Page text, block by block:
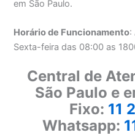
em São Paulo.
Horário de Funcionamento:
Sexta-feira das 08:00 as
Central de
São Paulo e
Fixo: 11
Whatsapp: